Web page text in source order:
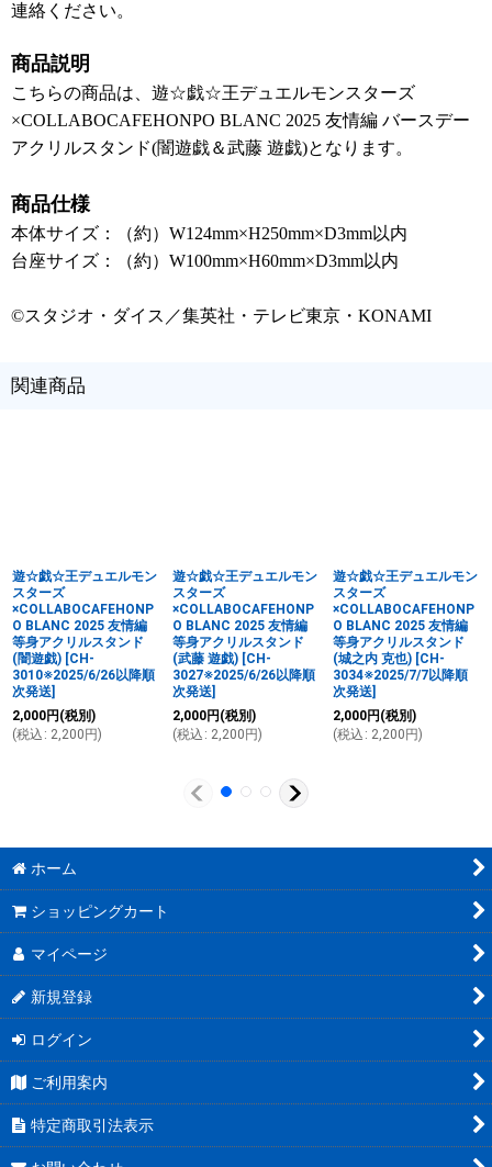
連絡ください。
商品説明
こちらの商品は、遊☆戯☆王デュエルモンスターズ
×COLLABOCAFEHONPO BLANC 2025 友情編 バースデー
アクリルスタンド(闇遊戯＆武藤 遊戯)となります。
商品仕様
本体サイズ：（約）W124mm×H250mm×D3mm以内
台座サイズ：（約）W100mm×H60mm×D3mm以内
©スタジオ・ダイス／集英社・テレビ東京・KONAMI
関連商品
遊☆戯☆王デュエルモン
スターズ
×COLLABOCAFEHONP
O BLANC 2025 友情編
等身アクリルスタンド
(闇遊戯) [CH-
3010※2025/6/26以降順
次発送]
2,000円 (税別)
(税込 : 2,200 円)
遊☆戯☆王デュエルモン
スターズ
×COLLABOCAFEHONP
O BLANC 2025 友情編
等身アクリルスタンド
(武藤 遊戯) [CH-
3027※2025/6/26以降順
次発送]
2,000円 (税別)
(税込 : 2,200 円)
遊☆戯☆王デュエルモン
スターズ
×COLLABOCAFEHONP
O BLANC 2025 友情編
等身アクリルスタンド
(城之内 克也) [CH-
3034※2025/7/7以降順
次発送]
2,000円 (税別)
(税込 : 2,200 円)
ホーム
ショッピングカート
マイページ
新規登録
ログイン
ご利用案内
特定商取引法表示